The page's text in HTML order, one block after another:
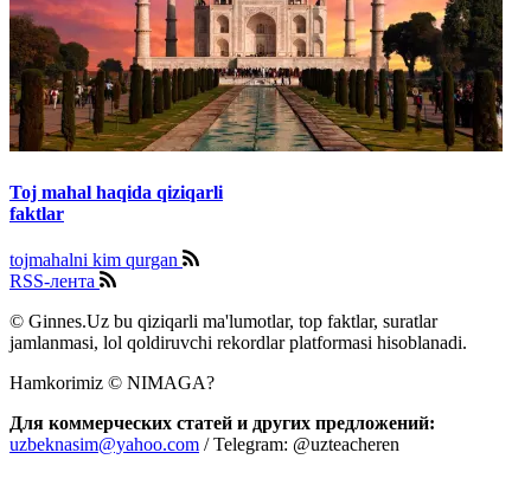
Toj mahal haqida qiziqarli
faktlar
tojmahalni kim qurgan
RSS-лента
© Ginnes.Uz bu qiziqarli ma'lumotlar, top faktlar, suratlar
jamlanmasi, lol qoldiruvchi rekordlar platformasi hisoblanadi.
Hamkorimiz © NIMAGA?
Для коммерческих статей и других предложений:
uzbeknasim@yahoo.com / Telegram: @uzteacheren